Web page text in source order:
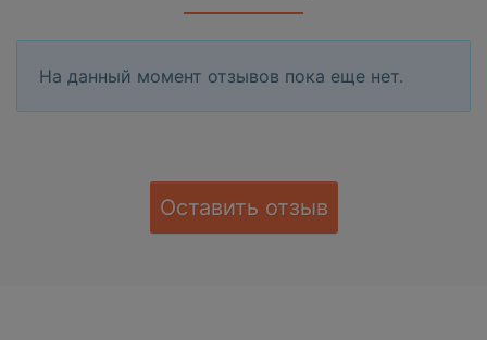
На данный момент отзывов пока еще нет.
Оставить отзыв